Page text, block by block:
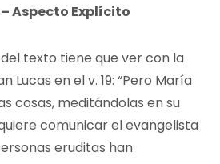
Aspecto Explícito
texto tiene que ver con la
Lucas en el v. 19: “Pero María
cosas, meditándolas en su
comunicar el evangelista
eruditas han